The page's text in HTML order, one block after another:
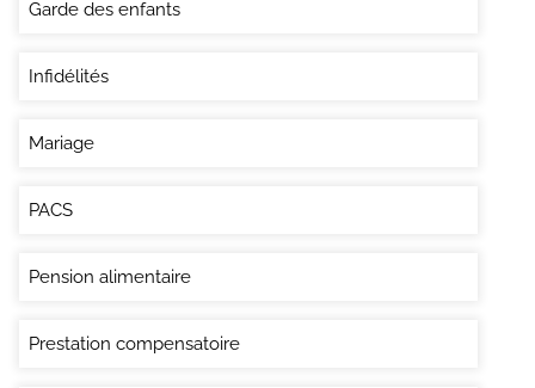
Garde des enfants
Infidélités
Mariage
PACS
Pension alimentaire
Prestation compensatoire